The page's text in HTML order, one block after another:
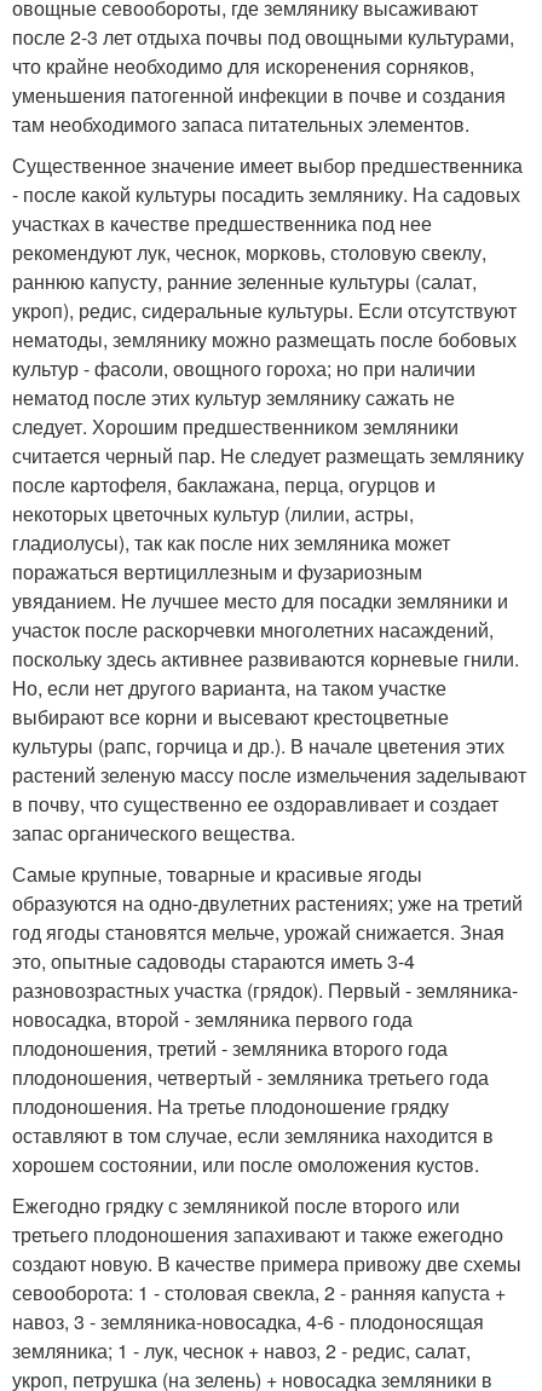
овощные севообороты, где землянику высаживают
после 2-3 лет отдыха почвы под овощными культурами,
что крайне необходимо для искоренения сорняков,
уменьшения патогенной инфекции в почве и создания
там необходимого запаса питательных элементов.
Существенное значение имеет выбор предшественника
- после какой культуры посадить землянику. На садовых
участках в качестве предшественника под нее
рекомендуют лук, чеснок, морковь, столовую свеклу,
раннюю капусту, ранние зеленные культуры (салат,
укроп), редис, сидеральные культуры. Если отсутствуют
нематоды, землянику можно размещать после бобовых
культур - фасоли, овощного гороха; но при наличии
нематод после этих культур землянику сажать не
следует. Хорошим предшественником земляники
считается черный пар. Не следует размещать землянику
после картофеля, баклажана, перца, огурцов и
некоторых цветочных культур (лилии, астры,
гладиолусы), так как после них земляника может
поражаться вертициллезным и фузариозным
увяданием. Не лучшее место для посадки земляники и
участок после раскорчевки многолетних насаждений,
поскольку здесь активнее развиваются корневые гнили.
Но, если нет другого варианта, на таком участке
выбирают все корни и высевают крестоцветные
культуры (рапс, горчица и др.). В начале цветения этих
растений зеленую массу после измельчения заделывают
в почву, что существенно ее оздоравливает и создает
запас органического вещества.
Самые крупные, товарные и красивые ягоды
образуются на одно-двулетних растениях; уже на третий
год ягоды становятся мельче, урожай снижается. Зная
это, опытные садоводы стараются иметь 3-4
разновозрастных участка (грядок). Первый - земляника-
новосадка, второй - земляника первого года
плодоношения, третий - земляника второго года
плодоношения, четвертый - земляника третьего года
плодоношения. На третье плодоношение грядку
оставляют в том случае, если земляника находится в
хорошем состоянии, или после омоложения кустов.
Ежегодно грядку с земляникой после второго или
третьего плодоношения запахивают и также ежегодно
создают новую. В качестве примера привожу две схемы
севооборота: 1 - столовая свекла, 2 - ранняя капуста +
навоз, 3 - земляника-новосадка, 4-6 - плодоносящая
земляника; 1 - лук, чеснок + навоз, 2 - редис, салат,
укроп, петрушка (на зелень) + новосадка земляники в